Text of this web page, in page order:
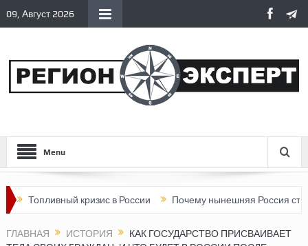
09, Август 2026
Menu
кризис в России Почему нынешняя Россия стала хуже,
ГЛАВНАЯ ИСТОРИЯ
КАК ГОСУДАРСТВО ПРИСВАИВАЕТ